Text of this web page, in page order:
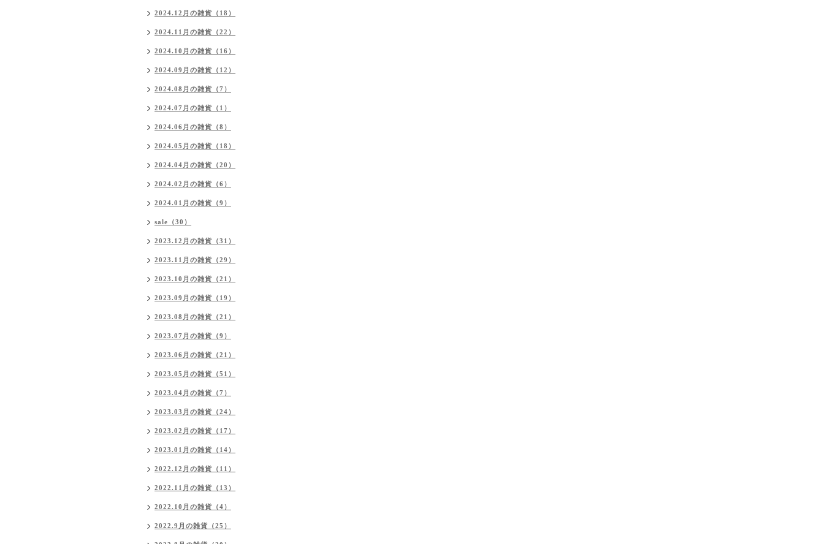
2024.12月の雑貨（18）
2024.11月の雑貨（22）
2024.10月の雑貨（16）
2024.09月の雑貨（12）
2024.08月の雑貨（7）
2024.07月の雑貨（1）
2024.06月の雑貨（8）
2024.05月の雑貨（18）
2024.04月の雑貨（20）
2024.02月の雑貨（6）
2024.01月の雑貨（9）
sale（30）
2023.12月の雑貨（31）
2023.11月の雑貨（29）
2023.10月の雑貨（21）
2023.09月の雑貨（19）
2023.08月の雑貨（21）
2023.07月の雑貨（9）
2023.06月の雑貨（21）
2023.05月の雑貨（51）
2023.04月の雑貨（7）
2023.03月の雑貨（24）
2023.02月の雑貨（17）
2023.01月の雑貨（14）
2022.12月の雑貨（11）
2022.11月の雑貨（13）
2022.10月の雑貨（4）
2022.9月の雑貨（25）